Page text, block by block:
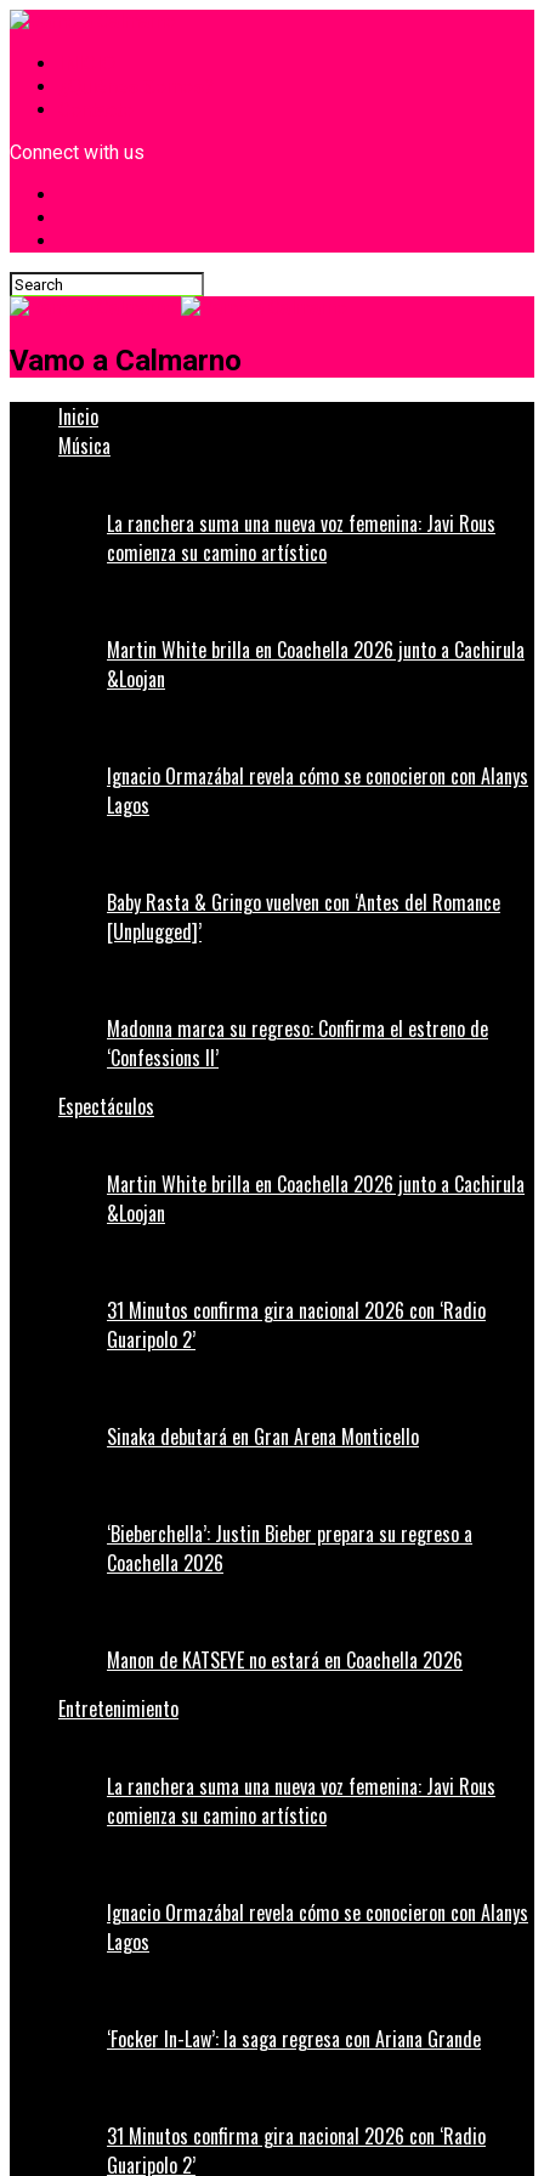
Connect with us
Vamo a Calmarno
Inicio
Música
La ranchera suma una nueva voz femenina: Javi Rous
comienza su camino artístico
Martin White brilla en Coachella 2026 junto a Cachirula
&Loojan
Ignacio Ormazábal revela cómo se conocieron con Alanys
Lagos
Baby Rasta & Gringo vuelven con ‘Antes del Romance
[Unplugged]’
Madonna marca su regreso: Confirma el estreno de
‘Confessions II’
Espectáculos
Martin White brilla en Coachella 2026 junto a Cachirula
&Loojan
31 Minutos confirma gira nacional 2026 con ‘Radio
Guaripolo 2’
Sinaka debutará en Gran Arena Monticello
‘Bieberchella’: Justin Bieber prepara su regreso a
Coachella 2026
Manon de KATSEYE no estará en Coachella 2026
Entretenimiento
La ranchera suma una nueva voz femenina: Javi Rous
comienza su camino artístico
Ignacio Ormazábal revela cómo se conocieron con Alanys
Lagos
‘Focker In-Law’: la saga regresa con Ariana Grande
31 Minutos confirma gira nacional 2026 con ‘Radio
Guaripolo 2’